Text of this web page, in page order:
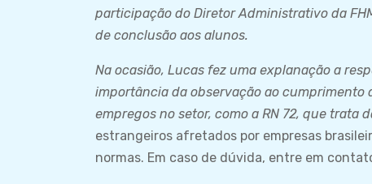
participação do Diretor Administrativo da
de conclusão aos alunos.
Na ocasião, Lucas fez uma explanação a
importância da observação ao
empregos no setor, como a RN 72, que trata
estrangeiros afretados por empresas
normas. Em caso de dúvida, entre em